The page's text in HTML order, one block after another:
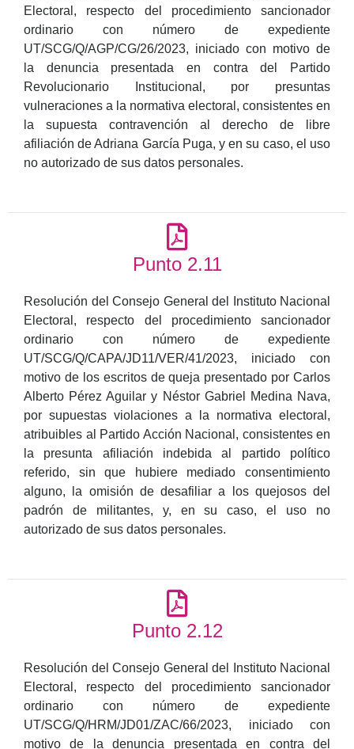
Electoral, respecto del procedimiento sancionador
ordinario con número de expediente
UT/SCG/Q/AGP/CG/26/2023, iniciado con motivo de
la denuncia presentada en contra del Partido
Revolucionario Institucional, por presuntas
vulneraciones a la normativa electoral, consistentes en
la supuesta contravención al derecho de libre
afiliación de Adriana García Puga, y en su caso, el uso
no autorizado de sus datos personales.
Punto 2.11
Resolución del Consejo General del Instituto Nacional
Electoral, respecto del procedimiento sancionador
ordinario con número de expediente
UT/SCG/Q/CAPA/JD11/VER/41/2023, iniciado con
motivo de los escritos de queja presentado por Carlos
Alberto Pérez Aguilar y Néstor Gabriel Medina Nava,
por supuestas violaciones a la normativa electoral,
atribuibles al Partido Acción Nacional, consistentes en
la presunta afiliación indebida al partido político
referido, sin que hubiere mediado consentimiento
alguno, la omisión de desafiliar a los quejosos del
padrón de militantes, y, en su caso, el uso no
autorizado de sus datos personales.
Punto 2.12
Resolución del Consejo General del Instituto Nacional
Electoral, respecto del procedimiento sancionador
ordinario con número de expediente
UT/SCG/Q/HRM/JD01/ZAC/66/2023, iniciado con
motivo de la denuncia presentada en contra del